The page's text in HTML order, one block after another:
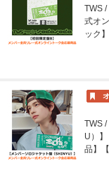
TWS
式オ
ック】
TWS
U）
品】